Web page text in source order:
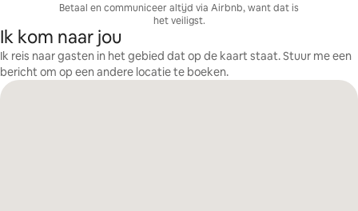
Betaal en communiceer altijd via Airbnb, want dat is
het veiligst.
Ik kom naar jou
Ik reis naar gasten in het gebied dat op de kaart staat. Stuur me een
bericht om op een andere locatie te boeken.